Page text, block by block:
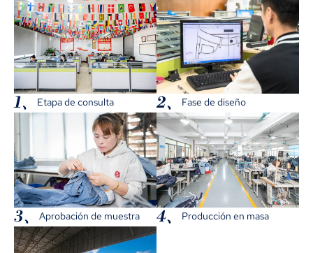
1、 Etapa de consulta 2、 Fase de diseño
3、 Aprobación de muestra 4、 Producción en masa